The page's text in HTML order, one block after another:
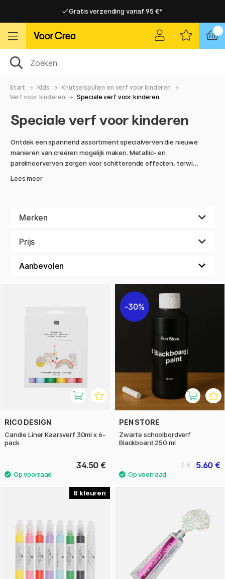
Gratis verzending vanaf 95 €*
Gratis verzending vanaf 95 €*
Start Kids
Knutselspullen en verf voor kinderen
Verf voor kinderen
Speciale verf voor kinderen
Speciale verf voor kinderen
Ontdek een spannend assortiment specialverven die nieuwe
manieren van creëren mogelijk maken. Metallic- en
parelmoerverven zorgen voor schitterende effecten, terwijl
persoonlijke kaarsen te maken. Blob Paint stelt je in staat om
kunstwerken te maken.
onze specialverven bieden eindeloze mogelijkheden voor
Lees meer
Merken
Prijs
RICO DESIGN
Candle Liner Kaarsverf 30ml x 6-
pack
34.50 €
30%
PEN STORE
Zwarte schoolbordverf
Blackboard 250 ml
5.60 €
8 €
8